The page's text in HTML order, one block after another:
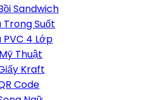
Sandwich
Trong Suốt
PVC 4 Lớp
Thuật
Kraft
Code